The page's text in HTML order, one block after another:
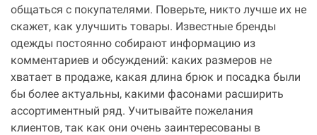
общаться с покупателями. Поверьте, никто лучше их не
скажет, как улучшить товары. Известные бренды
одежды постоянно собирают информацию из
комментариев и обсуждений: каких размеров не
хватает в продаже, какая длина брюк и посадка были
бы более актуальны, какими фасонами расширить
ассортиментный ряд. Учитывайте пожелания
клиентов, так как они очень заинтересованы в